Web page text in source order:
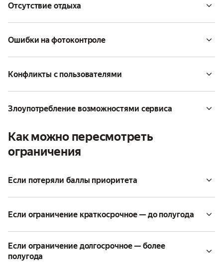
Отсутствие отдыха
Ошибки на фотоконтроле
Конфликты с пользователями
Злоупотребление возможностями сервиса
Как можно пересмотреть
ограничения
Если потеряли баллы приоритета
Если ограничение краткосрочное — до полугода
Если ограничение долгосрочное — более
полугода